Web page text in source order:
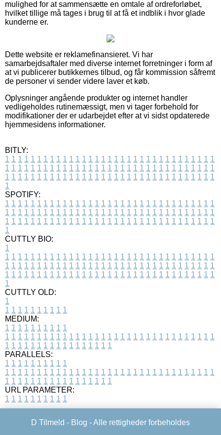
mulighed for at sammensætte en omtale af ordreforløbet,
hvilket tillige må tages i brug til at få et indblik i hvor glade
kunderne er.
Dette website er reklamefinansieret. Vi har
samarbejdsaftaler med diverse internet forretninger i form af
at vi publicerer butikkernes tilbud, og får kommission såfremt
de personer vi sender videre laver et køb.
Oplysninger angående produkter og internet handler
vedligeholdes rutinemæssigt, men vi tager forbehold for
modifikationer der er udarbejdet efter at vi sidst opdaterede
hjemmesidens informationer.
BITLY:
1 1 1 1 1 1 1 1 1 1 1 1 1 1 1 1 1 1 1 1 1 1 1 1 1 1 1 1 1 1 1 1 1
1 1 1 1 1 1 1 1 1 1 1 1 1 1 1 1 1 1 1 1 1 1 1 1 1 1 1 1 1 1 1 1 1
1 1 1 1 1 1 1 1 1 1 1 1 1 1 1 1 1 1 1 1 1 1 1 1 1 1 1 1 1 1 1 1 1
1
SPOTIFY:
1 1 1 1 1 1 1 1 1 1 1 1 1 1 1 1 1 1 1 1 1 1 1 1 1 1 1 1 1 1 1 1 1
1 1 1 1 1 1 1 1 1 1 1 1 1 1 1 1 1 1 1 1 1 1 1 1 1 1 1 1 1 1 1 1 1
1 1 1 1 1 1 1 1 1 1 1 1 1 1 1 1 1 1 1 1 1 1 1 1 1 1 1 1 1 1 1 1 1
1
CUTTLY BIO:
1
1 1 1 1 1 1 1 1 1 1 1 1 1 1 1 1 1 1 1 1 1 1 1 1 1 1 1 1 1 1 1 1 1
1 1 1 1 1 1 1 1 1 1 1 1 1 1 1 1 1 1 1 1 1 1 1 1 1 1 1 1 1 1 1 1 1
1 1 1 1 1 1 1 1 1 1 1 1 1 1 1 1 1 1 1 1 1 1 1 1 1 1 1 1 1 1 1 1 1
1
CUTTLY OLD:
1
1 1 1 1 1 1 1 1 1 1
MEDIUM:
1 1 1 1 1 1 1 1 1 1
1 1 1 1 1 1 1 1 1 1 1 1 1 1 1 1 1 1 1 1 1 1 1 1 1 1 1 1 1 1 1 1 1
1 1 1 1 1 1 1 1 1 1 1 1 1 1 1 1 1
PARALLELS:
1 1 1 1 1 1 1 1 1 1
1 1 1 1 1 1 1 1 1 1 1 1 1 1 1 1 1 1 1 1 1 1 1 1 1 1 1 1 1 1 1 1 1
1 1 1 1 1 1 1 1 1 1 1 1 1 1 1 1 1
URL PARAMETER:
1 1 1 1 1 1 1 1 1 1
D Tilmeld - Blog - Alle rettigheder forbeholdes